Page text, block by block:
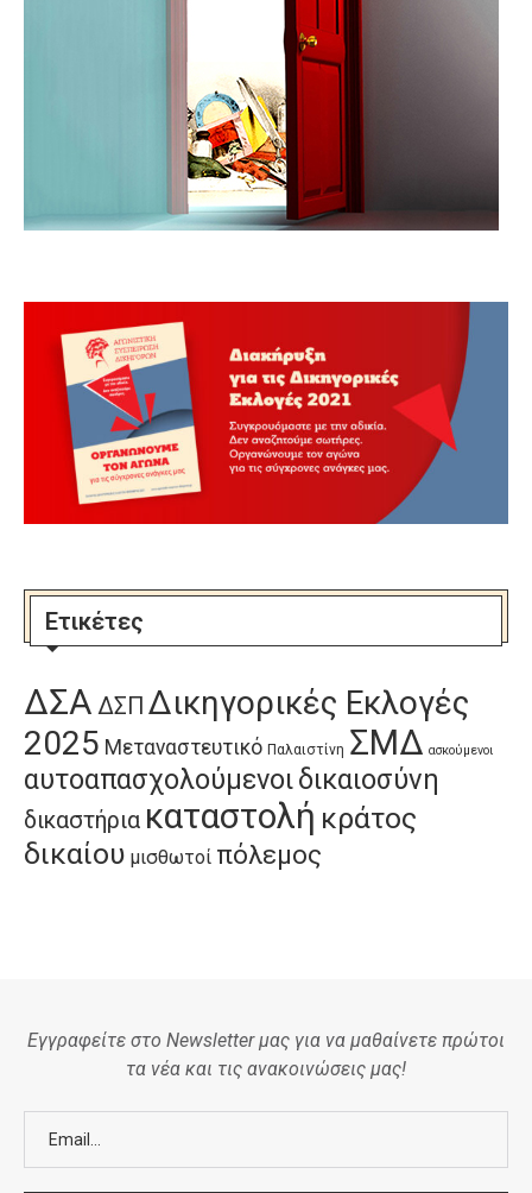
Ετικέτες
ΔΣΑ ΔΣΠ Δικηγορικές Εκλογές
2025 Μεταναστευτικό Παλαιστίνη ΣΜΔ ασκούμενοι
αυτοαπασχολούμενοιδικαιοσύνη
δικαστήρια καταστολή κράτος
δικαίου μισθωτοί πόλεμος
Εγγραφείτε στο Newsletter μας για να μαθαίνετε πρώτοι
τα νέα και τις ανακοινώσεις μας!